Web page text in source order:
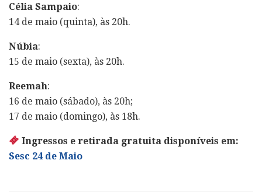
Célia Sampaio:
14 de maio (quinta), às 20h.
Núbia:
15 de maio (sexta), às 20h.
Reemah:
16 de maio (sábado), às 20h;
17 de maio (domingo), às 18h.
Ingressos e retirada gratuita disponíveis em:
Sesc 24 de Maio